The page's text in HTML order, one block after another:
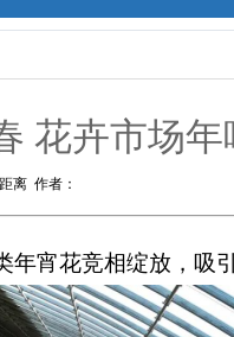
花卉市场年
离 作者：
宵花竞相绽放，吸